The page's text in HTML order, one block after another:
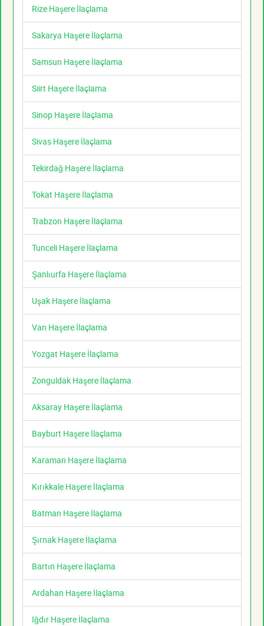
Rize Haşere İlaçlama
Sakarya Haşere İlaçlama
Samsun Haşere İlaçlama
Siirt Haşere İlaçlama
Sinop Haşere İlaçlama
Sivas Haşere İlaçlama
Tekirdağ Haşere İlaçlama
Tokat Haşere İlaçlama
Trabzon Haşere İlaçlama
Tunceli Haşere İlaçlama
Şanlıurfa Haşere İlaçlama
Uşak Haşere İlaçlama
Van Haşere İlaçlama
Yozgat Haşere İlaçlama
Zonguldak Haşere İlaçlama
Aksaray Haşere İlaçlama
Bayburt Haşere İlaçlama
Karaman Haşere İlaçlama
Kırıkkale Haşere İlaçlama
Batman Haşere İlaçlama
Şırnak Haşere İlaçlama
Bartın Haşere İlaçlama
Ardahan Haşere İlaçlama
Iğdır Haşere İlaçlama